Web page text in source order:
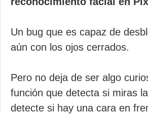
Un bug que es capaz de
aún con los ojos cerrados.
Pero no deja de ser algo
función que detecta si miras
detecte si hay una cara en